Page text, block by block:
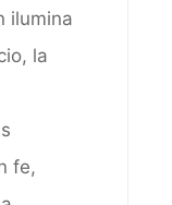
ilumina
la
fe,